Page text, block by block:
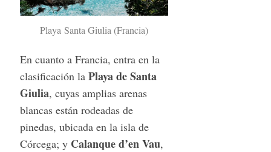
Playa Santa Giulia (Francia)
En cuanto a Francia, entra en la
clasificación la Playa de Santa
Giulia, cuyas amplias arenas
blancas están rodeadas de
pinedas, ubicada en la isla de
Córcega; yCalanque d’en Vau,